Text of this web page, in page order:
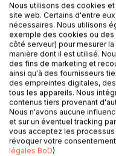
Ajouter à ma liste
Laisser un avis
Nous utilisons des cookies
site web. Certains d'entre
nécessaires. Nous utilisons
exemple des cookies ou
côté serveur) pour mesurer
manière dont il est utilisé.
des fins de marketing et
ainsi qu'à des fournisseurs
des empreintes digitales,
tous les appareils. Nous
contenus tiers provenant
Nous n'avons aucune
et sur un éventuel tracking
vous acceptez les
révoquer votre
légales BoD)